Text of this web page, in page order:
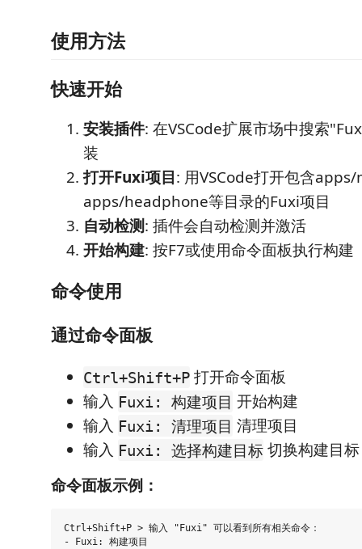
使用方法
快速开始
安装插件: 在VSCode扩展市场中搜索
装
打开Fuxi项目: 用VSCode打开包含
apps/headphone等目录的Fuxi项目
自动检测: 插件会自动检测并激活
开始构建: 按F7或使用命令面板执行构建
命令使用
通过命令面板
Ctrl+Shift+P 打开命令面板
输入 Fuxi: 构建项目 开始构建
输入 Fuxi: 清理项目 清理项目
输入 Fuxi: 选择构建目标 切换构建目标
命令面板示例：
Ctrl+Shift+P > 输入 "Fuxi" 可以看到所有相关命令：
- Fuxi: 构建项目